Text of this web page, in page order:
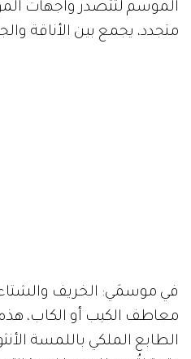
الموسم لتتصدر واجهات
متجدد، يجمع بين الأناقة
معاطف الكيب أو الكاب،
الطابع الملكي باللمسة